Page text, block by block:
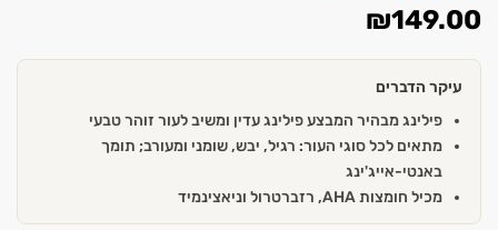
₪149.00
עיקר הדברים
פילינג מבהיר המבצע פילינג עדין ומשיב לעור זוהר טבעי
מתאים לכל סוגי העור: רגיל, יבש, שומני ומעורב; תומך
באנטי-אייג'ינג
מכיל חומצות AHA, רזברטרול וניאצינמיד